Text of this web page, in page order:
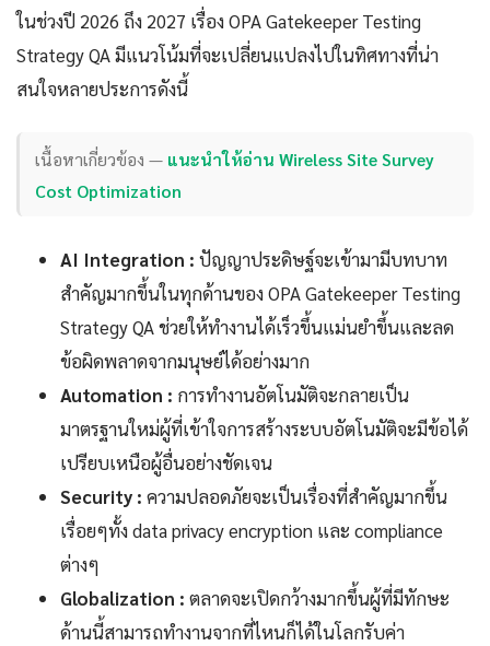
ในช่วงปี 2026 ถึง 2027 เรื่อง OPA Gatekeeper Testing
Strategy QA มีแนวโน้มที่จะเปลี่ยนแปลงไปในทิศทางที่น่า
สนใจหลายประการดังนี้
เนื้อหาเกี่ยวข้อง — แนะนำให้อ่าน Wireless Site Survey
Cost Optimization
AI Integration : ปัญญาประดิษฐ์จะเข้ามามีบทบาท
สำคัญมากขึ้นในทุกด้านของ OPA Gatekeeper Testing
Strategy QA ช่วยให้ทำงานได้เร็วขึ้นแม่นยำขึ้นและลด
ข้อผิดพลาดจากมนุษย์ได้อย่างมาก
Automation : การทำงานอัตโนมัติจะกลายเป็น
มาตรฐานใหม่ผู้ที่เข้าใจการสร้างระบบอัตโนมัติจะมีข้อได้
เปรียบเหนือผู้อื่นอย่างชัดเจน
Security : ความปลอดภัยจะเป็นเรื่องที่สำคัญมากขึ้น
เรื่อยๆทั้ง data privacy encryption และ compliance
ต่างๆ
Globalization : ตลาดจะเปิดกว้างมากขึ้นผู้ที่มีทักษะ
ด้านนี้สามารถทำงานจากที่ไหนก็ได้ในโลกรับค่า